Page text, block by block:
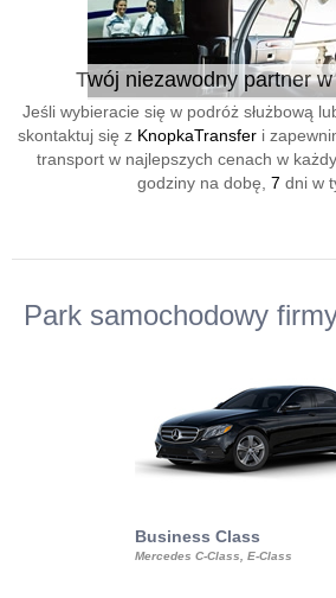
Twój niezawodny partner
Jeśli wybieracie się w podróż służbową
skontaktuj się z KnopkaTransfer i
transport w najlepszych cenach w
godziny na dobę, 7 dni w
Park samochodowy
Business Class
Mercedes C-Class, E-Class